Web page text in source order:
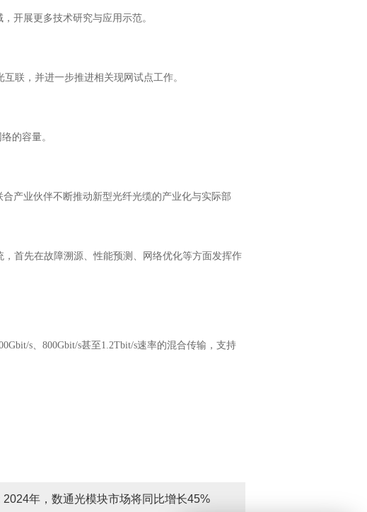
开展更多技术研究与应用示范。
联，并进一步推进相关现网试点工作。
的容量。
产业伙伴不断推动新型光纤光缆的产业化与实际部
首先在故障溯源、性能预测、网络优化等方面发挥作
s、800Gbit/s甚至1.2Tbit/s速率的混合传输，支持
年，数通光模块市场将同比增长45%